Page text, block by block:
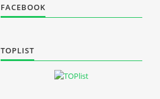
FACEBOOK
TOPLIST